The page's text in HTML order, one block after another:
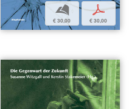
b
€ 30,00
p
€ 30,00